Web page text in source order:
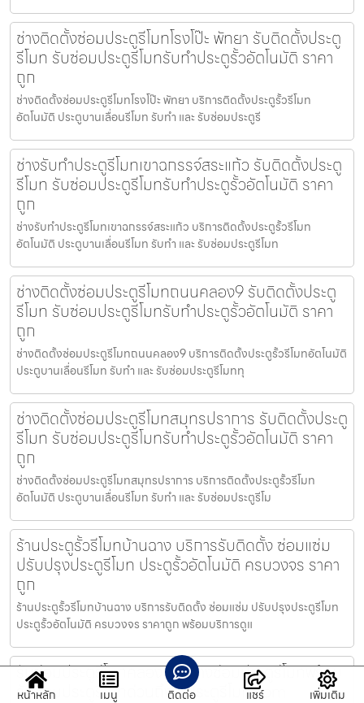
ช่างติดตั้งซ่อมประตูรีโมทโรงโป๊ะ พัทยา รับติดตั้งประตู
รีโมท รับซ่อมประตูรีโมทรับทำประตูรั้วอัตโนมัติ ราคา
ถูก
ช่างติดตั้งซ่อมประตูรีโมทโรงโป๊ะ พัทยา บริการติดตั้งประตูรั้วรีโมท
อัตโนมัติ ประตูบานเลื่อนรีโมท รับทำ และ รับซ่อมประตูรี
ช่างรับทำประตูรีโมทเขาฉกรรจ์สระแก้ว รับติดตั้งประตู
รีโมท รับซ่อมประตูรีโมทรับทำประตูรั้วอัตโนมัติ ราคา
ถูก
ช่างรับทำประตูรีโมทเขาฉกรรจ์สระแก้ว บริการติดตั้งประตูรั้วรีโมท
อัตโนมัติ ประตูบานเลื่อนรีโมท รับทำ และ รับซ่อมประตูรีโมท
ช่างติดตั้งซ่อมประตูรีโมทถนนคลอง9 รับติดตั้งประตู
รีโมท รับซ่อมประตูรีโมทรับทำประตูรั้วอัตโนมัติ ราคา
ถูก
ช่างติดตั้งซ่อมประตูรีโมทถนนคลอง9 บริการติดตั้งประตูรั้วรีโมทอัตโนมัติ
ประตูบานเลื่อนรีโมท รับทำ และ รับซ่อมประตูรีโมททุ
ช่างติดตั้งซ่อมประตูรีโมทสมุทรปราการ รับติดตั้งประตู
รีโมท รับซ่อมประตูรีโมทรับทำประตูรั้วอัตโนมัติ ราคา
ถูก
ช่างติดตั้งซ่อมประตูรีโมทสมุทรปราการ บริการติดตั้งประตูรั้วรีโมท
อัตโนมัติ ประตูบานเลื่อนรีโมท รับทำ และ รับซ่อมประตูรีโม
ร้านประตูรั้วรีโมทบ้านฉาง บริการรับติดตั้ง ซ่อมแซ่ม
ปรับปรุงประตูรีโมท ประตูรั้วอัตโนมัติ ครบวงจร ราคา
ถูก
ร้านประตูรั้วรีโมทบ้านฉาง บริการรับติดตั้ง ซ่อมแซ่ม ปรับปรุงประตูรีโมท
ประตูรั้วอัตโนมัติ ครบวงจร ราคาถูก พร้อมบริการดูแ
รับซ่อมประตูรีโมทคลองเตย ช่างซ่อมประตูรีโมทพร้อม
รับซ่อมประตูรีโมทด่วนถึงที่ ประตูรีโมท.com
หน้าหลัก เมนู ติดต่อ แชร์ เพิ่มเติม